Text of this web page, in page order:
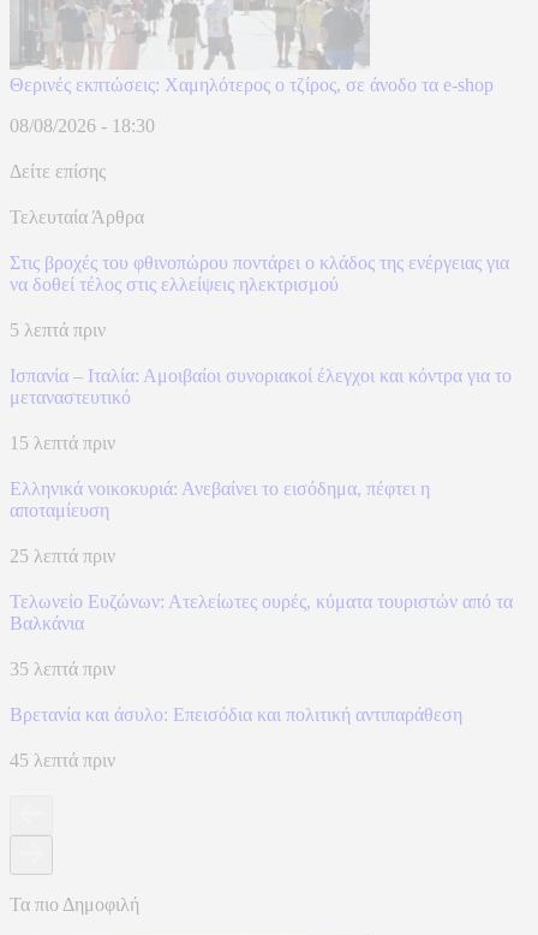
Θερινές εκπτώσεις: Χαμηλότερος ο τζίρος, σε άνοδο τα e-shop
08/08/2026 - 18:30
Δείτε επίσης
Τελευταία Άρθρα
Στις βροχές του φθινοπώρου ποντάρει ο κλάδος της ενέργειας για
να δοθεί τέλος στις ελλείψεις ηλεκτρισμού
5 λεπτά πριν
Ισπανία – Ιταλία: Αμοιβαίοι συνοριακοί έλεγχοι και κόντρα για το
μεταναστευτικό
15 λεπτά πριν
Ελληνικά νοικοκυριά: Ανεβαίνει το εισόδημα, πέφτει η
αποταμίευση
25 λεπτά πριν
Τελωνείο Ευζώνων: Ατελείωτες ουρές, κύματα τουριστών από τα
Βαλκάνια
35 λεπτά πριν
Βρετανία και άσυλο: Επεισόδια και πολιτική αντιπαράθεση
45 λεπτά πριν
Τα πιο Δημοφιλή